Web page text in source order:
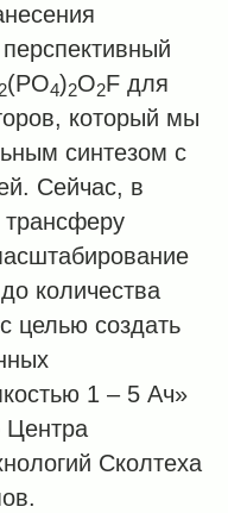
2(PO4)2O2F для
который мы
синтезом с
Сейчас, в
трансферу
количества
целью создать
1 – 5 Ач»
Центра
Сколтеха